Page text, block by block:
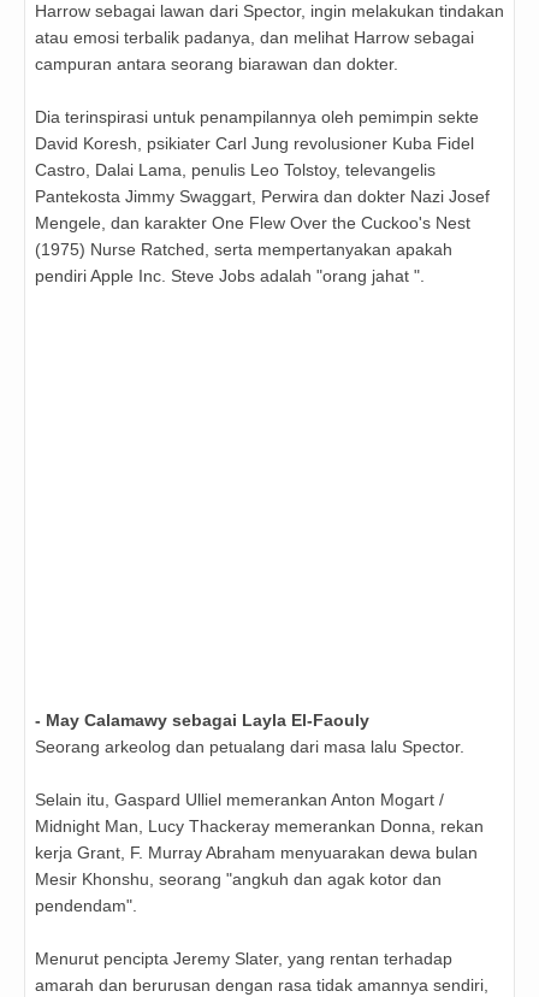
Harrow sebagai lawan dari Spector, ingin melakukan tindakan
atau emosi terbalik padanya, dan melihat Harrow sebagai
campuran antara seorang biarawan dan dokter.
Dia terinspirasi untuk penampilannya oleh pemimpin sekte
David Koresh, psikiater Carl Jung revolusioner Kuba Fidel
Castro, Dalai Lama, penulis Leo Tolstoy, televangelis
Pantekosta Jimmy Swaggart, Perwira dan dokter Nazi Josef
Mengele, dan karakter One Flew Over the Cuckoo's Nest
(1975) Nurse Ratched, serta mempertanyakan apakah
pendiri Apple Inc. Steve Jobs adalah "orang jahat ".
- May Calamawy sebagai Layla El-Faouly
Seorang arkeolog dan petualang dari masa lalu Spector.
Selain itu, Gaspard Ulliel memerankan Anton Mogart /
Midnight Man, Lucy Thackeray memerankan Donna, rekan
kerja Grant, F. Murray Abraham menyuarakan dewa bulan
Mesir Khonshu, seorang "angkuh dan agak kotor dan
pendendam".
Menurut pencipta Jeremy Slater, yang rentan terhadap
amarah dan berurusan dengan rasa tidak amannya sendiri,